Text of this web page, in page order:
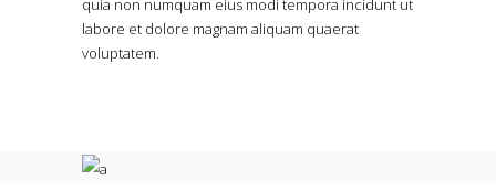
quia non numquam eius modi tempora incidunt ut
labore et dolore magnam aliquam quaerat
voluptatem.